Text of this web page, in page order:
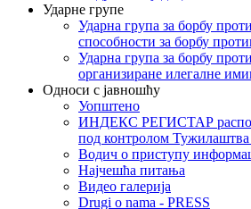
Ударне групе
Ударна група за борбу
способности за борбу
Ударна група за борбу
организиране илегалне
Односи с јавношћу
Уопштено
ИНДЕКС РЕГИСТАР
под контролом
Водич о приступу
Најчешћа питања
Видео галерија
Drugi o nama - PRESS